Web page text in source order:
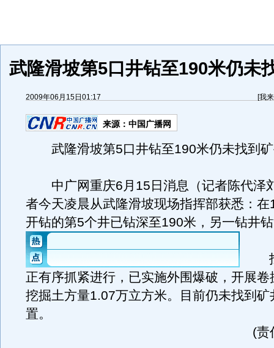
武隆滑坡第5口井钻至190米仍未
2009年06月15日01:17 [我
来源： 中国广播网
武隆滑坡第5口井钻至190米仍未找到矿
中广网重庆6月15日消息（记者陈代泽
者今天凌晨从武隆滑坡现场指挥部获悉：
开钻的第5个井已钻深至190米，另一钻井
找
正有序抓紧进行，已实施外围爆破，开展卷
挖掘土方量1.07万立方米。目前仍未找到矿
置。
(责